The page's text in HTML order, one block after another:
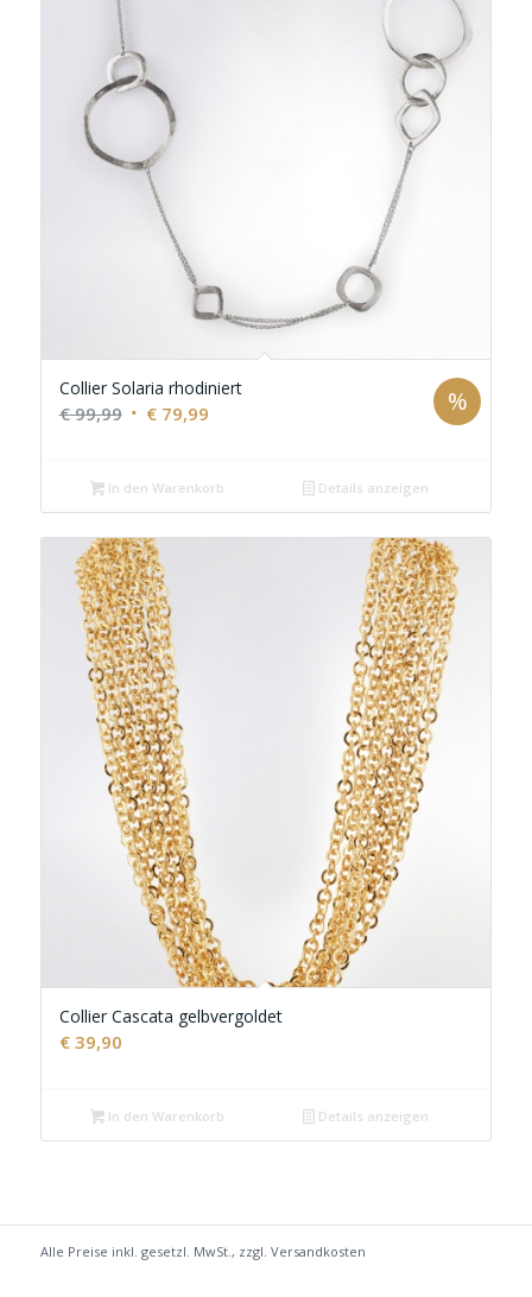
Collier Solaria rhodiniert
€99,99 Ursprünglicher
€ 99,99
€79,99Aktueller
€ 79,99.
%
In den Warenkorb Details anzeigen
Collier Cascata gelbvergoldet
€39,90
In den Warenkorb Details anzeigen
Alle Preise inkl. gesetzl. MwSt., zzgl. Versandkosten